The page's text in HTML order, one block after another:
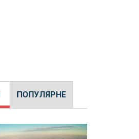
ПОПУЛЯРНЕ